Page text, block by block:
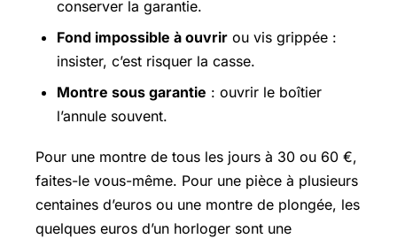
conserver la garantie.
Fond impossible à ouvrir ou vis grippée :
insister, c’est risquer la casse.
Montre sous garantie : ouvrir le boîtier
l’annule souvent.
Pour une montre de tous les jours à 30 ou 60 €,
faites-le vous-même. Pour une pièce à plusieurs
centaines d’euros ou une montre de plongée, les
quelques euros d’un horloger sont une